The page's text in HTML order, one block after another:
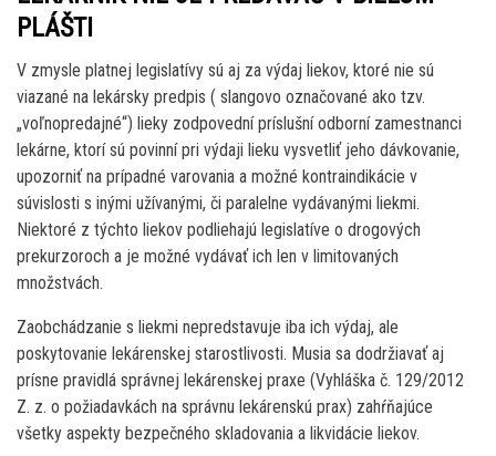
PLÁŠTI
V zmysle platnej legislatívy sú aj za výdaj liekov, ktoré nie sú
viazané na lekársky predpis ( slangovo označované ako tzv.
„voľnopredajné“) lieky zodpovední príslušní odborní zamestnanci
lekárne, ktorí sú povinní pri výdaji lieku vysvetliť jeho dávkovanie,
upozorniť na prípadné varovania a možné kontraindikácie v
súvislosti s inými užívanými, či paralelne vydávanými liekmi.
Niektoré z týchto liekov podliehajú legislatíve o drogových
prekurzoroch a je možné vydávať ich len v limitovaných
množstvách.
Zaobchádzanie s liekmi nepredstavuje iba ich výdaj, ale
poskytovanie lekárenskej starostlivosti. Musia sa dodržiavať aj
prísne pravidlá správnej lekárenskej praxe (Vyhláška č. 129/2012
Z. z. o požiadavkách na správnu lekárenskú prax) zahŕňajúce
všetky aspekty bezpečného skladovania a likvidácie liekov.